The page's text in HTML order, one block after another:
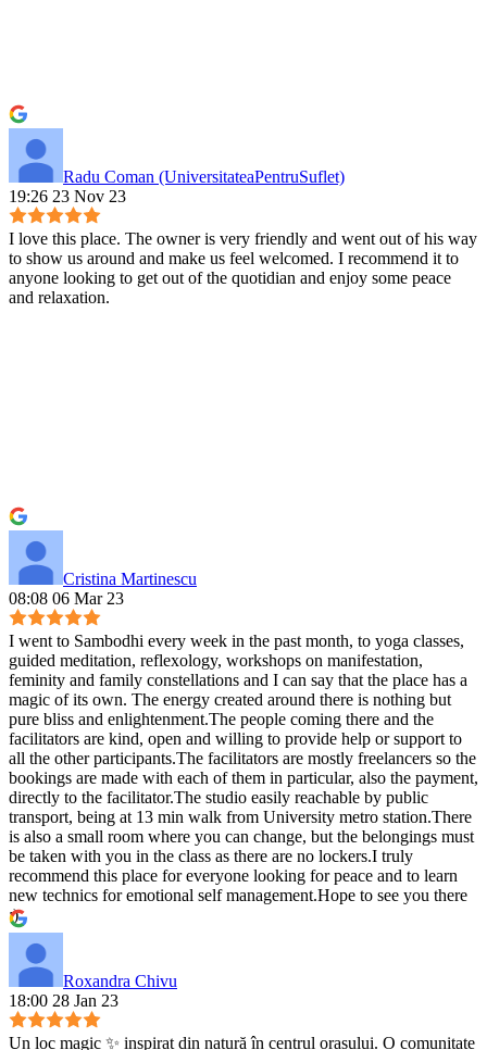
Radu Coman (UniversitateaPentruSuflet)
19:26 23 Nov 23
I love this place. The owner is very friendly and went out of his way
to show us around and make us feel welcomed. I recommend it to
anyone looking to get out of the quotidian and enjoy some peace
and relaxation.
Cristina Martinescu
08:08 06 Mar 23
I went to Sambodhi every week in the past month, to yoga classes,
guided meditation, reflexology, workshops on manifestation,
feminity and family constellations and I can say that the place has a
magic of its own. The energy created around there is nothing but
pure bliss and enlightenment.The people coming there and the
facilitators are kind, open and willing to provide help or support to
all the other participants.The facilitators are mostly freelancers so the
bookings are made with each of them in particular, also the payment,
directly to the facilitator.The studio easily reachable by public
transport, being at 13 min walk from University metro station.There
is also a small room where you can change, but the belongings must
be taken with you in the class as there are no lockers.I truly
recommend this place for everyone looking for peace and to learn
new technics for emotional self management.Hope to see you there
:)
Roxandra Chivu
18:00 28 Jan 23
Un loc magic ✨ inspirat din natură în centrul orașului. O comunitate